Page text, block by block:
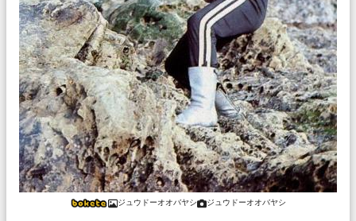
ジュウドーオオバヤシ ジュウドーオオバヤシ